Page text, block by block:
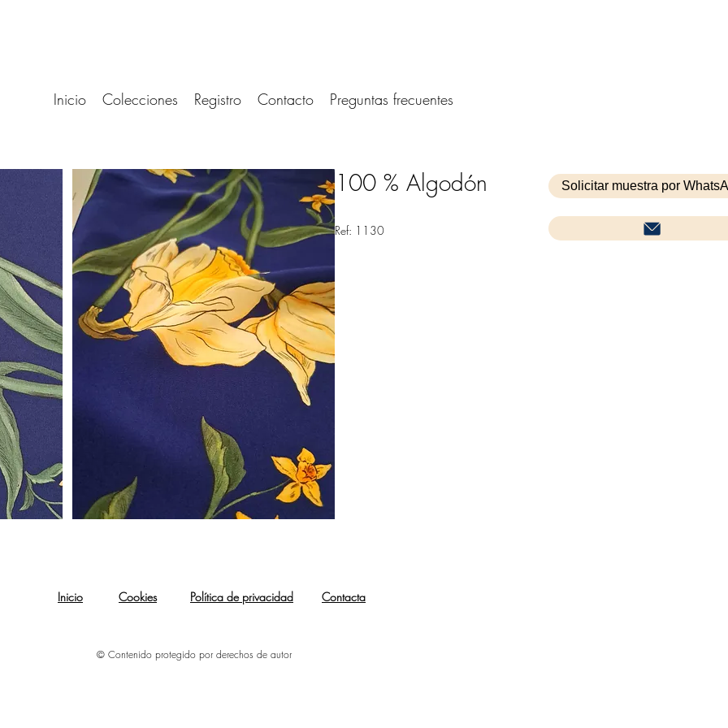
Inicio Colecciones Registro Contacto Preguntas frecuentes
100 % Algodón
Ref: 1130
Solicitar muestra por
Inicio Cookies Política de privacidad Contacta
© Contenido protegido por derechos de autor